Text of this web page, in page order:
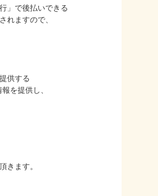
で後払いできる
ますので、
供する
を提供し、
ます。